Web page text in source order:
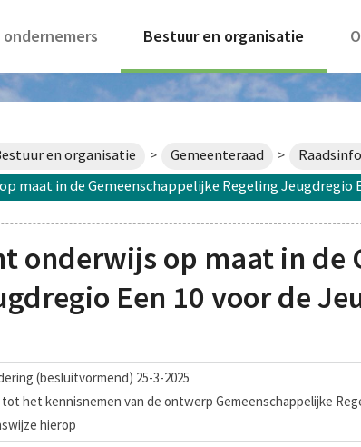
Bestuur en organisatie
en organisatie > Gemeenteraad >
maat in de Gemeenschappelijke Regeling Jeugdregio
onderwijs op maat in de
Een 10 voor de
(besluitvormend) 25-3-2025
het kennisnemen van de ontwerp Gemeenschappelijke
hierop